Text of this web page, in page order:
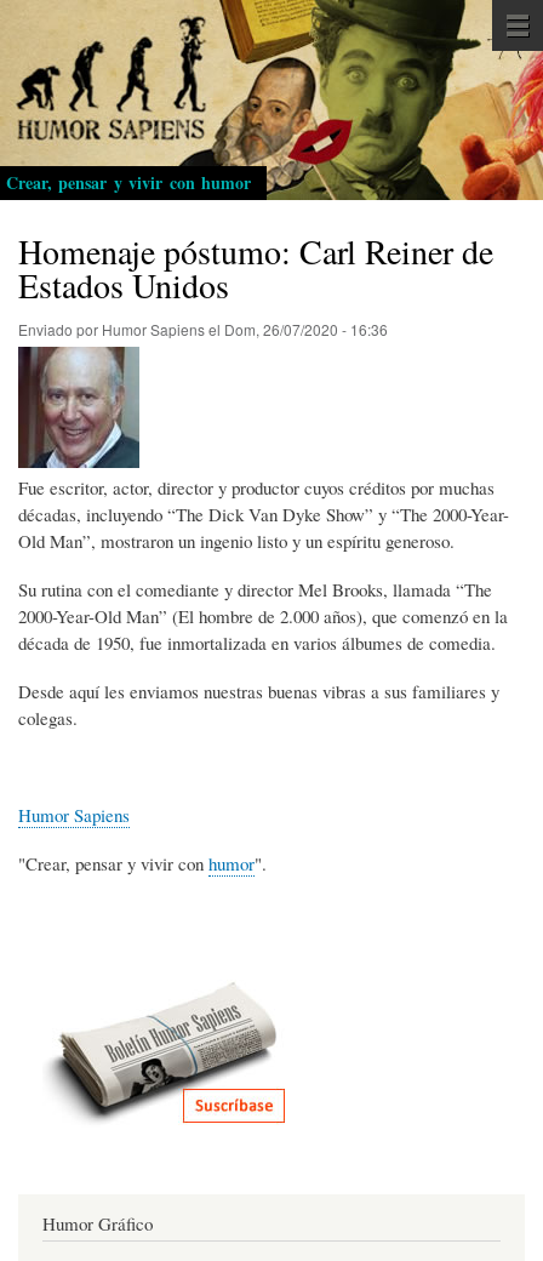
Pasar
al
contenido
principal
Crear, pensar y vivir con humor
Homenaje póstumo: Carl Reiner de
Estados Unidos
Enviado por Humor Sapiensel Dom, 26/07/2020 - 16:36
Fue escritor, actor, director y productor cuyos créditos por muchas
décadas, incluyendo “The Dick Van Dyke Show” y “The 2000-Year-
Old Man”, mostraron un ingenio listo y un espíritu generoso.
Su rutina con el comediante y director Mel Brooks, llamada “The
2000-Year-Old Man” (El hombre de 2.000 años), que comenzó en la
década de 1950, fue inmortalizada en varios álbumes de comedia.
Desde aquí les enviamos nuestras buenas vibras a sus familiares y
colegas.
Humor Sapiens
"Crear, pensar y vivir con humor".
Humor Gráfico